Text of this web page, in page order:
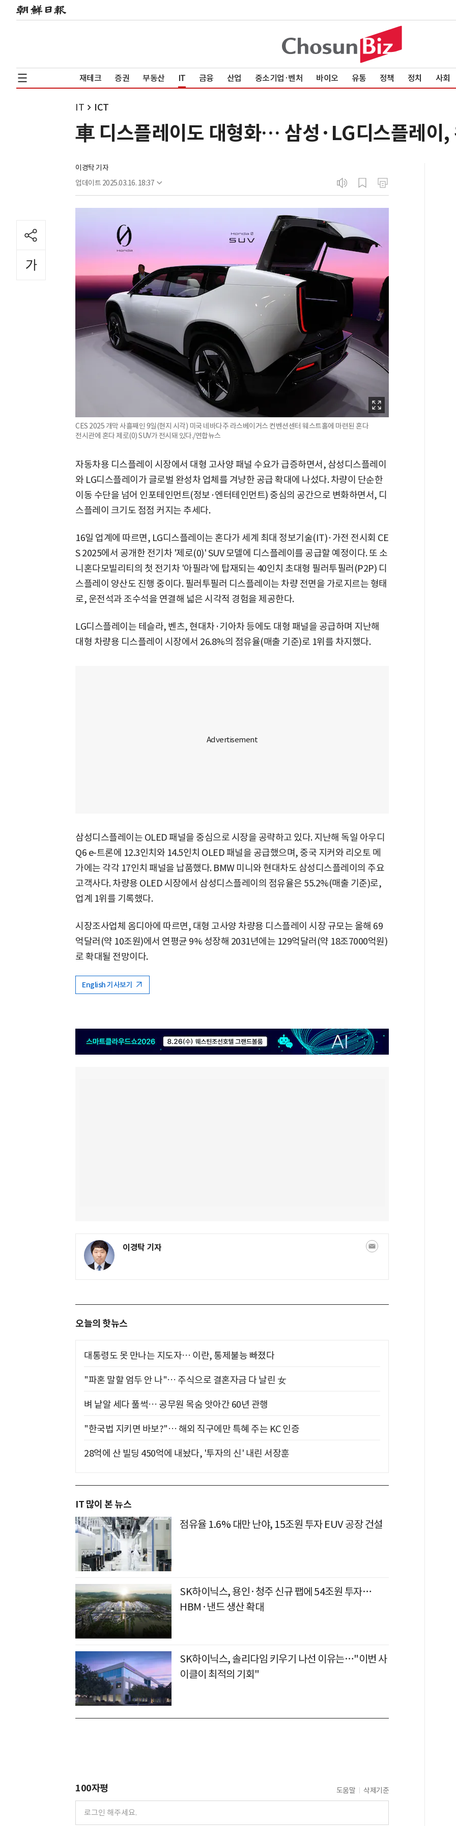
재테크 증권 부동산 IT 금융 산업 중소기업·벤처 바이오 유통 정책 정치 사회
IT ICT
車 디스플레이도 대형화… 삼성·LG디스플레이,
이경탁 기자
업데이트 2025.03.16. 18:37
CES 2025 개막 사흘째인 9일(현지 시각) 미국 네바다주 라스베이거스 컨벤션센터 웨스트홀에 마련된 혼다
전시관에 혼다 제로(0) SUV가 전시돼 있다./연합뉴스
자동차용 디스플레이 시장에서 대형 고사양 패널 수요가 급증하면서, 삼성디스플레이
와 LG디스플레이가 글로벌 완성차 업체를 겨냥한 공급 확대에 나섰다. 차량이 단순한
이동 수단을 넘어 인포테인먼트(정보·엔터테인먼트) 중심의 공간으로 변화하면서, 디
스플레이 크기도 점점 커지는 추세다.
16일 업계에 따르면, LG디스플레이는 혼다가 세계 최대 정보기술(IT)·가전 전시회 CE
S 2025에서 공개한 전기차 '제로(0)' SUV 모델에 디스플레이를 공급할 예정이다. 또 소
니혼다모빌리티의 첫 전기차 '아필라'에 탑재되는 40인치 초대형 필러투필러(P2P) 디
스플레이 양산도 진행 중이다. 필러투필러 디스플레이는 차량 전면을 가로지르는 형태
로, 운전석과 조수석을 연결해 넓은 시각적 경험을 제공한다.
LG디스플레이는 테슬라, 벤츠, 현대차·기아차 등에도 대형 패널을 공급하며 지난해
대형 차량용 디스플레이 시장에서 26.8%의 점유율(매출 기준)로 1위를 차지했다.
삼성디스플레이는 OLED 패널을 중심으로 시장을 공략하고 있다. 지난해 독일 아우디
Q6 e-트론에 12.3인치와 14.5인치 OLED 패널을 공급했으며, 중국 지커와 리오토 메
가에는 각각 17인치 패널을 납품했다. BMW 미니와 현대차도 삼성디스플레이의 주요
고객사다. 차량용 OLED 시장에서 삼성디스플레이의 점유율은 55.2%(매출 기준)로,
업계 1위를 기록했다.
시장조사업체 옴디아에 따르면, 대형 고사양 차량용 디스플레이 시장 규모는 올해 69
억달러(약 10조원)에서 연평균 9% 성장해 2031년에는 129억달러(약 18조7000억원)
로 확대될 전망이다.
English 기사보기
이경탁 기자
오늘의 핫뉴스
대통령도 못 만나는 지도자… 이란, 통제불능 빠졌다
"파혼 말할 엄두 안 나"… 주식으로 결혼자금 다 날린 女
벼 낱알 세다 풀썩… 공무원 목숨 앗아간 60년 관행
"한국법 지키면 바보?"… 해외 직구에만 특혜 주는 KC 인증
28억에 산 빌딩 450억에 내놨다, '투자의 신' 내린 서장훈
IT 많이 본 뉴스
점유율 1.6% 대만 난야, 15조원 투자 EUV 공장 건설
SK하이닉스, 용인·청주 신규 팹에 54조원 투자…
HBM·낸드 생산 확대
SK하이닉스, 솔리다임 키우기 나선 이유는…"이번 사
이클이 최적의 기회"
100자평 도움말 삭제기준